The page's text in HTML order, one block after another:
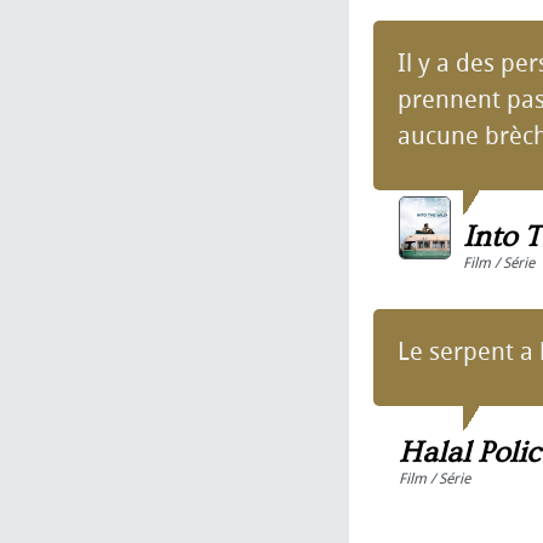
Il y a des
prennent
aucune
Into
Film / Série
Le serpent
Halal
Film / Série